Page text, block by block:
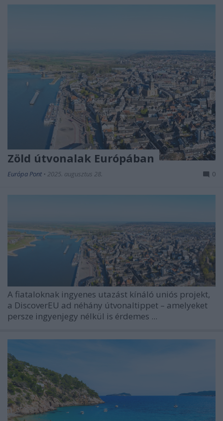
Zöld útvonalak Európában
Európa Pont • 2025. augusztus 28. 0
A fiataloknak ingyenes utazást kínáló uniós projekt,
a DiscoverEU ad néhány útvonaltippet – amelyeket
persze ingyenjegy nélkül is érdemes ...